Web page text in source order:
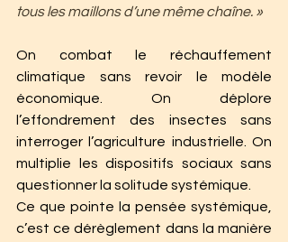
tous les maillons d’une même chaîne. »
On combat le réchauffement
climatique sans revoir le modèle
économique. On déplore
l’effondrement des insectes sans
interroger l’agriculture industrielle. On
multiplie les dispositifs sociaux sans
questionner la solitude systémique.
Ce que pointe la pensée systémique,
c’est ce dérèglement dans la manière